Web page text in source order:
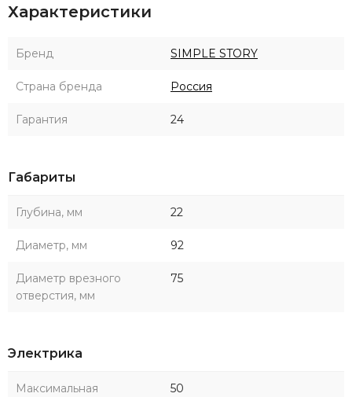
Характеристики
Бренд SIMPLE STORY
Страна бренда Россия
Гарантия 24
Габариты
Глубина, мм 22
Диаметр, мм 92
Диаметр врезного
отверстия, мм
75
Электрика
Максимальная
50